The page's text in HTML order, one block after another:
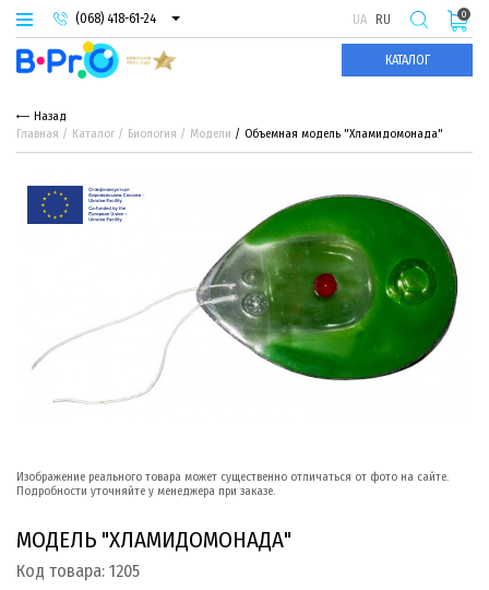
(068) 418-61-24
(093) 974-66-94
(095) 987-29-55
UA RU
КАТАЛОГ
0
Назад
Главная
Каталог Биология Модели Объемная модель "Хламидомонада"
Изображение реального товара может существенно отличаться от фото на сайте.
Подробности уточняйте у менеджера при заказе.
МОДЕЛЬ "ХЛАМИДОМОНАДА"
Код товара: 1205